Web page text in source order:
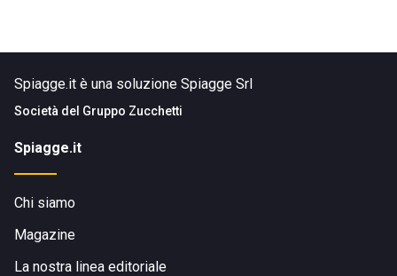
Spiagge.it è una soluzione Spiagge Srl
Società del Gruppo Zucchetti
Spiagge.it
Chi siamo
Magazine
La nostra linea editoriale